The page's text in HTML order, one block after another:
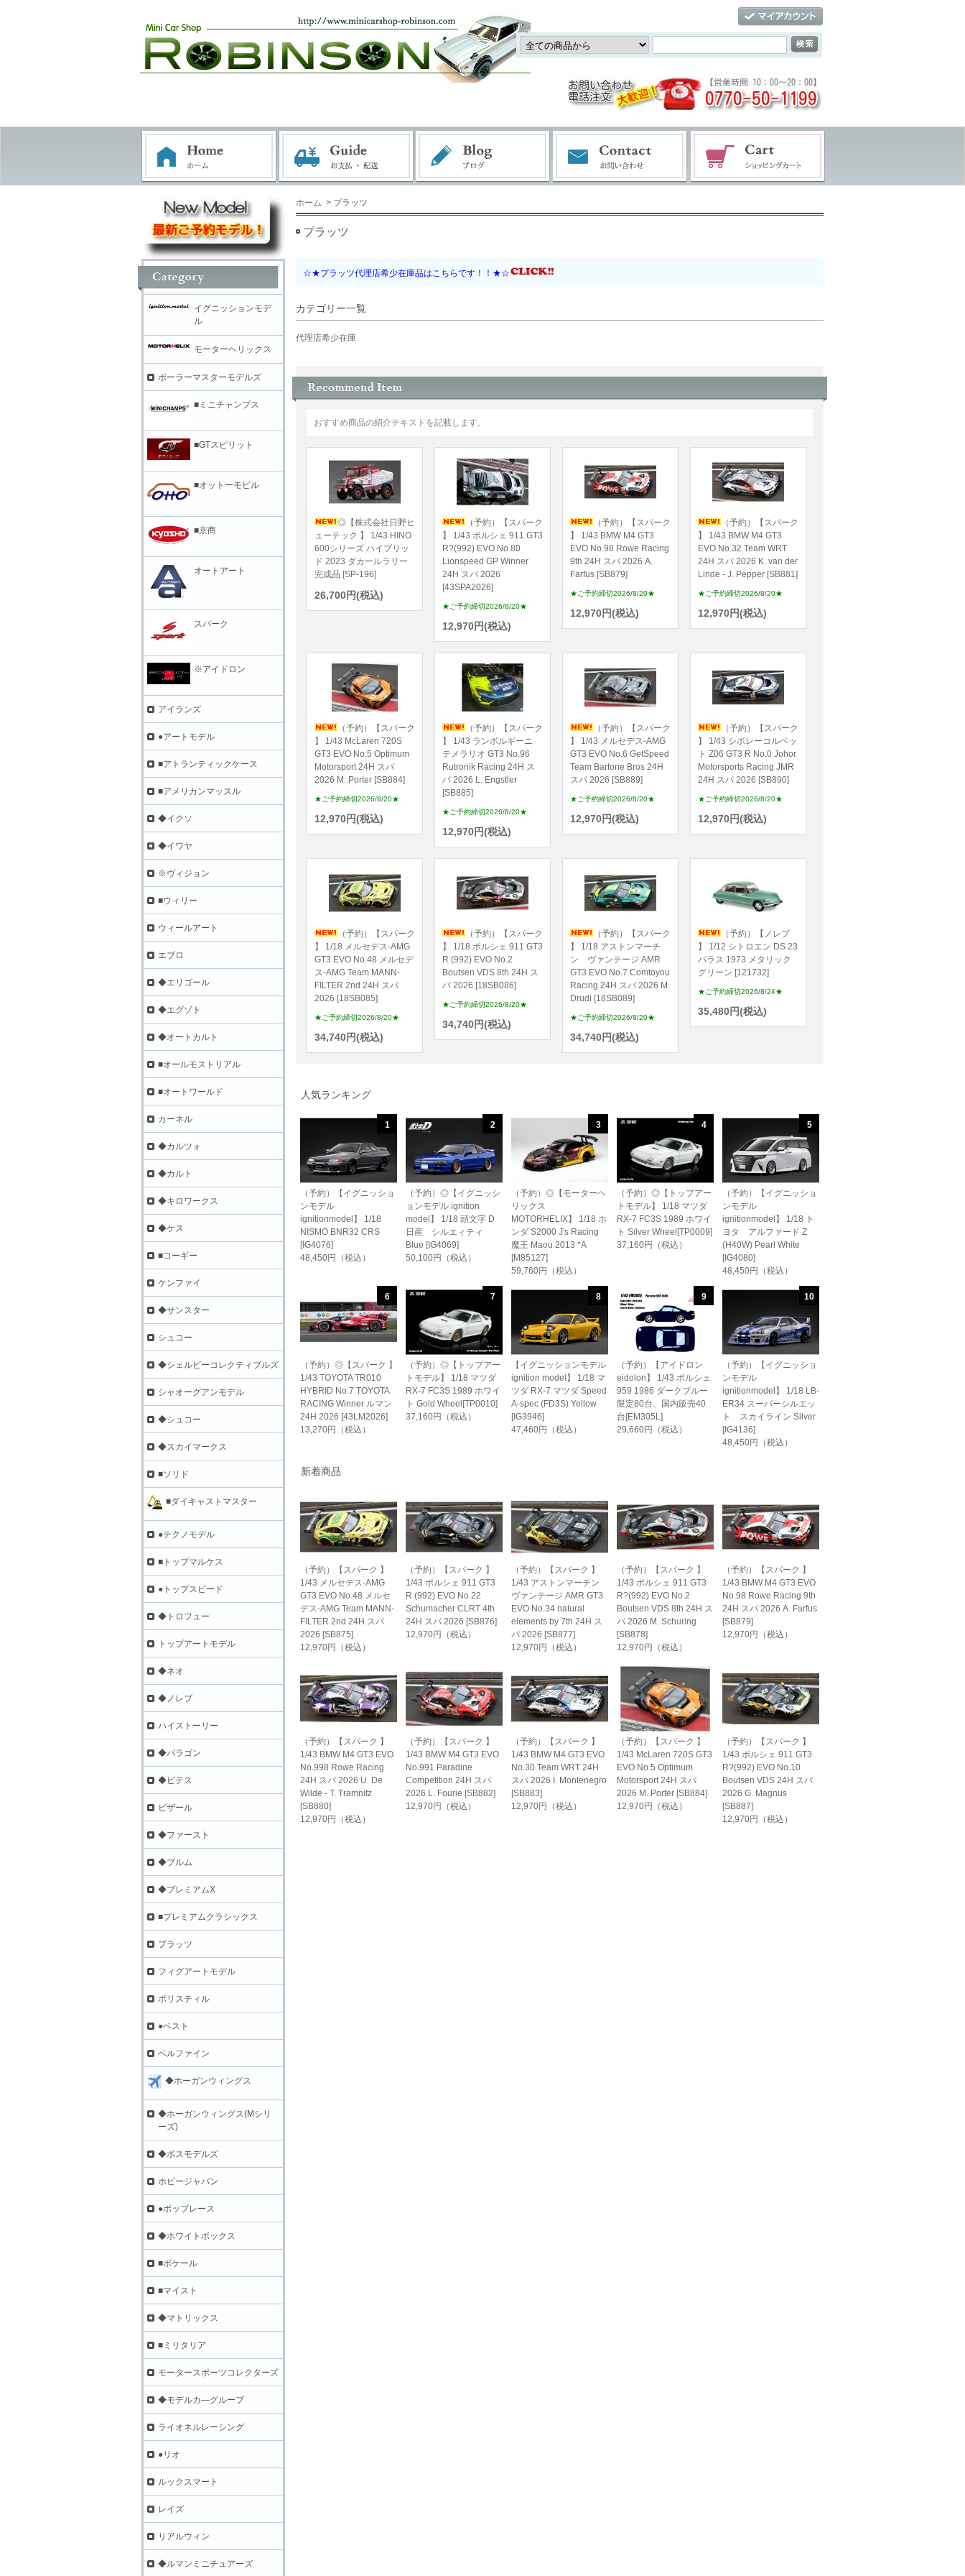
ホーム > プラッツ
プラッツ
☆★プラッツ代理店希少在庫品はこちらです！！★☆
カテゴリー一覧
代理店希少在庫
おすすめ商品の紹介テキストを記載します。
◎【株式会社日野ヒ
ューテック 】 1/43 HINO
600シリーズ ハイブリッ
ド 2023 ダカールラリー
完成品 [SP-196]
26,700円(税込)
（予約）【スパーク
】 1/43 ポルシェ 911 GT3
R?(992) EVO No.80
Lionspeed GP Winner
24H スパ 2026
[43SPA2026]
★ご予約締切2026/8/20★
12,970円(税込)
（予約）【スパーク
】 1/43 BMW M4 GT3
EVO No.98 Rowe Racing
9th 24H スパ 2026 A.
Farfus [SB879]
★ご予約締切2026/8/20★
12,970円(税込)
（予約）【スパーク
】 1/43 BMW M4 GT3
EVO No.32 Team WRT
24H スパ 2026 K. van der
Linde - J. Pepper [SB881]
★ご予約締切2026/8/20★
12,970円(税込)
（予約）【スパーク
】 1/43 McLaren 720S
GT3 EVO No.5 Optimum
Motorsport 24H スパ
2026 M. Porter [SB884]
★ご予約締切2026/8/20★
12,970円(税込)
（予約）【スパーク
】 1/43 ランボルギーニ
テメラリオ GT3 No.96
Rutronik Racing 24H ス
パ 2026 L. Engstler
[SB885]
★ご予約締切2026/8/20★
12,970円(税込)
（予約）【スパーク
】 1/43 メルセデス-AMG
GT3 EVO No.6 GetSpeed
Team Bartone Bros 24H
スパ 2026 [SB889]
★ご予約締切2026/8/20★
12,970円(税込)
（予約）【スパーク
】 1/43 シボレーコルベッ
ト Z06 GT3 R No.0 Johor
Motorsports Racing JMR
24H スパ 2026 [SB890]
★ご予約締切2026/8/20★
12,970円(税込)
（予約）【スパーク
】 1/18 メルセデス-AMG
GT3 EVO No.48 メルセデ
ス-AMG Team MANN-
FILTER 2nd 24H スパ
2026 [18SB085]
★ご予約締切2026/8/20★
34,740円(税込)
（予約）【スパーク
】 1/18 ポルシェ 911 GT3
R (992) EVO No.2
Boutsen VDS 8th 24H ス
パ 2026 [18SB086]
★ご予約締切2026/8/20★
34,740円(税込)
（予約）【スパーク
】 1/18 アストンマーチ
ン ヴァンテージ AMR
GT3 EVO No.7 Comtoyou
Racing 24H スパ 2026 M.
Drudi [18SB089]
★ご予約締切2026/8/20★
34,740円(税込)
（予約）【ノレブ
】 1/12 シトロエン DS 23
パラス 1973 メタリック
グリーン [121732]
★ご予約締切2026/8/24★
35,480円(税込)
人気ランキング
1
（予約）【イグニッショ
ンモデル
ignitionmodel】 1/18
NISMO BNR32 CRS
[IG4076]
48,450円（税込）
2
（予約）◎【イグニッシ
ョンモデル ignition
model】 1/18 頭文字 D
日産 シルエィティ
Blue [IG4069]
50,100円（税込）
3
（予約）◎【モーターヘ
リックス
MOTORHELIX】 1/18 ホ
ンダ S2000 J's Racing
魔王 Maou 2013 *A
[M85127]
59,760円（税込）
4
（予約）◎【トップアー
トモデル】 1/18 マツダ
RX-7 FC3S 1989 ホワイ
ト Silver Wheel[TP0009]
37,160円（税込）
5
（予約）【イグニッショ
ンモデル
ignitionmodel】 1/18 ト
ヨタ アルファード Z
(H40W) Pearl White
[IG4080]
48,450円（税込）
6
（予約）◎【スパーク 】
1/43 TOYOTA TR010
HYBRID No.7 TOYOTA
RACING Winner ルマン
24H 2026 [43LM2026]
13,270円（税込）
7
（予約）◎【トップアー
トモデル】 1/18 マツダ
RX-7 FC3S 1989 ホワイ
ト Gold Wheel[TP0010]
37,160円（税込）
8
【イグニッションモデル
ignition model】 1/18 マ
ツダ RX-7 マツダ Speed
A-spec (FD3S) Yellow
[IG3946]
47,460円（税込）
9
（予約）【アイドロン
eidolon】 1/43 ポルシェ
959 1986 ダークブルー
限定80台、国内販売40
台[EM305L]
29,660円（税込）
10
（予約）【イグニッショ
ンモデル
ignitionmodel】 1/18 LB-
ER34 スーパーシルエッ
ト スカイライン Silver
[IG4136]
48,450円（税込）
新着商品
（予約）【スパーク 】
1/43 メルセデス-AMG
GT3 EVO No.48 メルセ
デス-AMG Team MANN-
FILTER 2nd 24H スパ
2026 [SB875]
12,970円（税込）
（予約）【スパーク 】
1/43 ポルシェ 911 GT3
R (992) EVO No.22
Schumacher CLRT 4th
24H スパ 2026 [SB876]
12,970円（税込）
（予約）【スパーク 】
1/43 アストンマーチン
ヴァンテージ AMR GT3
EVO No.34 natural
elements by 7th 24H ス
パ 2026 [SB877]
12,970円（税込）
（予約）【スパーク 】
1/43 ポルシェ 911 GT3
R?(992) EVO No.2
Boutsen VDS 8th 24H ス
パ 2026 M. Schuring
[SB878]
12,970円（税込）
（予約）【スパーク 】
1/43 BMW M4 GT3 EVO
No.98 Rowe Racing 9th
24H スパ 2026 A. Farfus
[SB879]
12,970円（税込）
（予約）【スパーク 】
1/43 BMW M4 GT3 EVO
No.998 Rowe Racing
24H スパ 2026 U. De
Wilde - T. Tramnitz
[SB880]
12,970円（税込）
（予約）【スパーク 】
1/43 BMW M4 GT3 EVO
No.991 Paradine
Competition 24H スパ
2026 L. Fourie [SB882]
12,970円（税込）
（予約）【スパーク 】
1/43 BMW M4 GT3 EVO
No.30 Team WRT 24H
スパ 2026 I. Montenegro
[SB883]
12,970円（税込）
（予約）【スパーク 】
1/43 McLaren 720S GT3
EVO No.5 Optimum
Motorsport 24H スパ
2026 M. Porter [SB884]
12,970円（税込）
（予約）【スパーク 】
1/43 ポルシェ 911 GT3
R?(992) EVO No.10
Boutsen VDS 24H スパ
2026 G. Magnus
[SB887]
12,970円（税込）
イグニッションモデ
ル
モーターヘリックス
ポーラーマスターモデルズ
■ミニチャンプス
■GTスピリット
■オットーモビル
■京商
オートアート
スパーク
※アイドロン
アイランズ
●アートモデル
■アトランティックケース
■アメリカンマッスル
◆イクソ
◆イワヤ
※ヴィジョン
■ウィリー
ウィールアート
エブロ
◆エリゴール
◆エグゾト
◆オートカルト
■オールモストリアル
■オートワールド
カーネル
◆カルツォ
◆カルト
◆キロワークス
◆ケス
■コーギー
ケンファイ
◆サンスター
シュコー
◆シェルビーコレクティブルズ
シャオーグアンモデル
◆シュコー
◆スカイマークス
■ソリド
■ダイキャストマスター
●テクノモデル
■トップマルケス
●トップスピード
◆トロフュー
トップアートモデル
◆ネオ
◆ノレブ
ハイストーリー
◆パラゴン
◆ビテス
ビザール
◆ファースト
◆ブルム
◆プレミアムX
■プレミアムクラシックス
プラッツ
フィグアートモデル
ポリスティル
●ベスト
ベルファイン
◆ホーガンウィングス
◆ホーガンウィングス(Mシリ
ーズ)
◆ボスモデルズ
ホビージャパン
●ポップレース
◆ホワイトボックス
■ポケール
■マイスト
◆マトリックス
■ミリタリア
モータースポーツコレクターズ
◆モデルカ―グループ
ライオネルレーシング
●リオ
ルックスマート
レイズ
リアルウィン
◆ルマンミニチュアーズ